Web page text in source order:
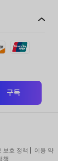
구독
보호 정책
이용 약
책